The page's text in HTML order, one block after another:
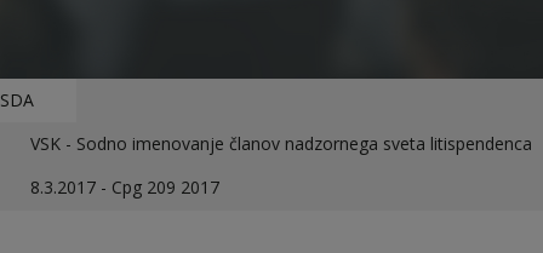
SDA
VSK - Sodno imenovanje članov nadzornega sveta litispendenca
8.3.2017 - Cpg 209 2017